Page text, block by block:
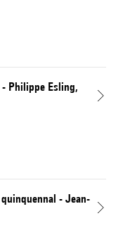
- Philippe Esling,
quinquennal - Jean-